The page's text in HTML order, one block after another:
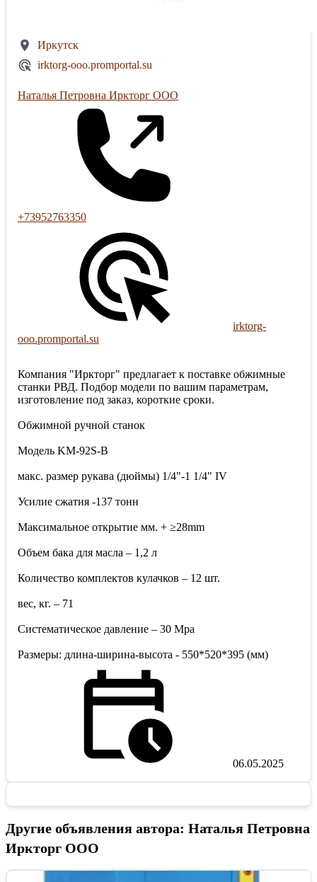
Иркутск
irktorg-ooo.promportal.su
Наталья Петровна Иркторг ООО
+73952763350
irktorg-
ooo.promportal.su
Компания "Иркторг" предлагает к поставке обжимные
станки РВД. Подбор модели по вашим параметрам,
изготовление под заказ, короткие сроки.
Обжимной ручной станок
Модель KM-92S-B
макс. размер рукава (дюймы) 1/4"-1 1/4" IV
Усилие сжатия -137 тонн
Максимальное открытие мм. + ≥28mm
Объем бака для масла – 1,2 л
Количество комплектов кулачков – 12 шт.
вес, кг. – 71
Систематическое давление – 30 Мpa
Размеры: длина-ширина-высота - 550*520*395 (мм)
06.05.2025
Другие объявления автора: Наталья Петровна
Иркторг ООО